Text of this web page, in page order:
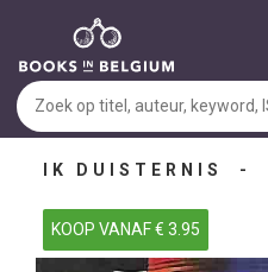
IK DUISTERNIS -
KOOP VANAF € 3.95